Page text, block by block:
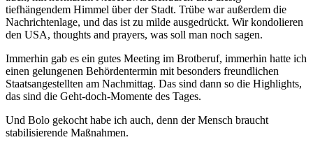
tiefhängendem Himmel über der Stadt. Trübe war außerdem die
Nachrichtenlage, und das ist zu milde ausgedrückt. Wir kondolieren
den USA, thoughts and prayers, was soll man noch sagen.
Immerhin gab es ein gutes Meeting im Brotberuf, immerhin hatte ich
einen gelungenen Behördentermin mit besonders freundlichen
Staatsangestellten am Nachmittag. Das sind dann so die Highlights,
das sind die Geht-doch-Momente des Tages.
Und Bolo gekocht habe ich auch, denn der Mensch braucht
stabilisierende Maßnahmen.